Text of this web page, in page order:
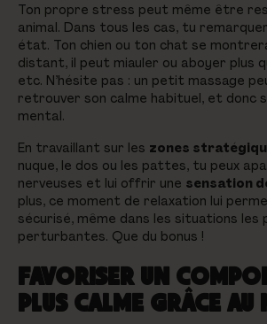
Ton propre stress peut même être
animal. Dans tous les cas, tu
état. Ton chien ou ton chat se
distant, il peut miauler ou aboyer plus
etc. N’hésite pas : un petit massage
retrouver son calme habituel, et donc
mental.
En travaillant sur les zones
nuque, le dos ou les pattes, tu peux
nerveuses et lui offrir une sensation
plus, ce moment de relaxation lui
sécurisé, même dans les situations les
perturbantes. Que du bonus !
FAVORISER UN
PLUS CALME GRÂCE AU